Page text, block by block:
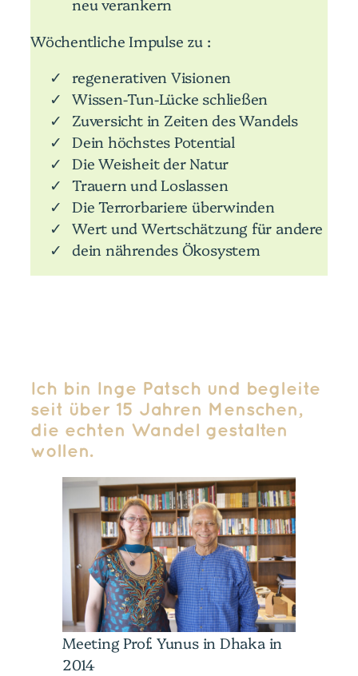
Wöchentliche Impulse zu :
regenerativen Visionen
Wissen-Tun-Lücke schließen
Zuversicht in Zeiten des Wandels
Dein höchstes Potential
Die Weisheit der Natur
Trauern und Loslassen
Die Terrorbariere überwinden
Wert und Wertschätzung für andere
dein nährendes Ökosystem
Ich bin Inge Patsch und begleite
seit über 15 Jahren Menschen,
die echten Wandel gestalten
wollen.
Meeting Prof. Yunus in Dhaka in
2014